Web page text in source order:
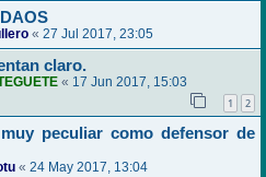
« 27 Jul 2017, 23:05
claro.
« 17 Jun 2017, 15:03
1 2
peculiar como defensor de
« 24 May 2017, 13:04